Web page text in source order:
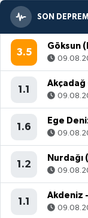
SON
3.5
Göksun
1.1
Akçadağ
1.6
Ege
1.2
1.1